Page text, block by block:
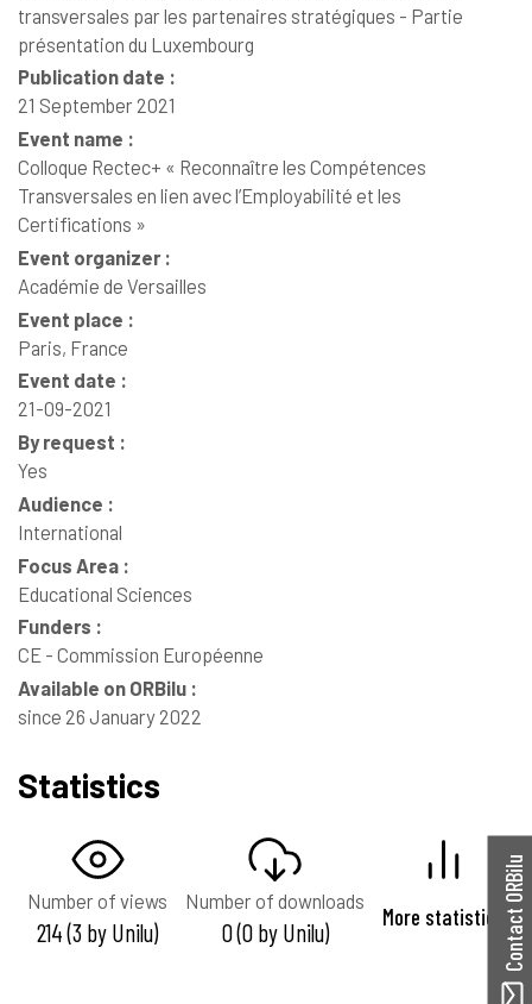
transversales par les partenaires stratégiques - Partie
présentation du Luxembourg
Publication date :
21 September 2021
Event name :
Colloque Rectec+ « Reconnaître les Compétences
Transversales en lien avec l’Employabilité et les
Certifications »
Event organizer :
Académie de Versailles
Event place :
Paris, France
Event date :
21-09-2021
By request :
Yes
Audience :
International
Focus Area :
Educational Sciences
Funders :
CE - Commission Européenne
Available on ORBilu :
since 26 January 2022
Statistics
Number of views
214 (3 by Unilu)
Number of downloads
0 (0 by Unilu) More statistics Contact ORBilu